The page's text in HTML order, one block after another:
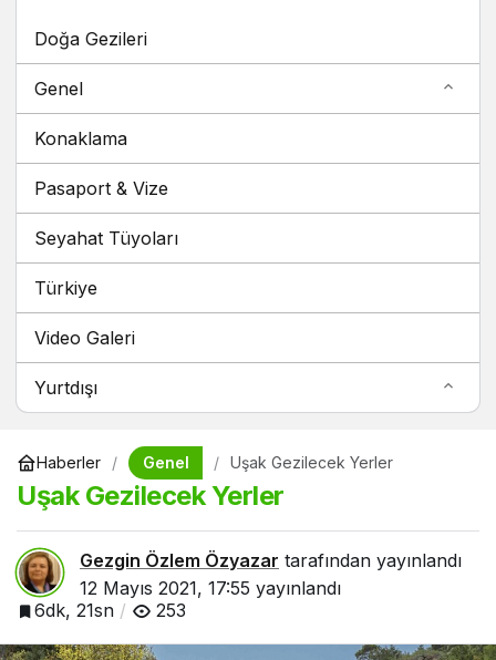
Doğa Gezileri
Genel
Konaklama
Pasaport & Vize
Seyahat Tüyoları
Türkiye
Video Galeri
Yurtdışı
Haberler Genel Uşak Gezilecek Yerler
Uşak Gezilecek Yerler
Gezgin Özlem Özyazar tarafından yayınlandı
12 Mayıs 2021, 17:55 yayınlandı
6dk, 21sn
253